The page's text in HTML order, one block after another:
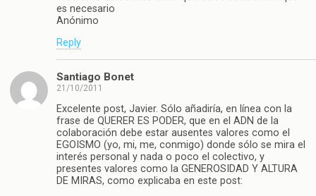
es necesario
Anónimo
Reply
Santiago Bonet
21/10/2011
Excelente post, Javier. Sólo añadiría, en línea con la
frase de QUERER ES PODER, que en el ADN de la
colaboración debe estar ausentes valores como el
EGOISMO (yo, mi, me, conmigo) donde sólo se mira el
interés personal y nada o poco el colectivo, y
presentes valores como la GENEROSIDAD Y ALTURA
DE MIRAS, como explicaba en este post: